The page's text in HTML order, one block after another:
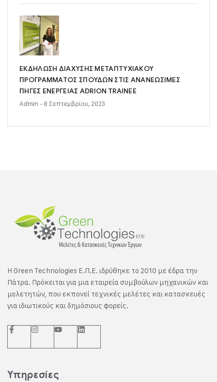
ΕΚΔΗΛΩΣΗ ΔΙΑΧΥΣΗΣ ΜΕΤΑΠΤΥΧΙΑΚΟΥ
ΠΡΟΓΡΑΜΜΑΤΟΣ ΣΠΟΥΔΩΝ ΣΤΙΣ ΑΝΑΝΕΩΣΙΜΕΣ
ΠΗΓΕΣ ΕΝΕΡΓΕΙΑΣ ADRION TRAINEE
Admin - 8 Σεπτεμβρίου, 2023
Η Green Technologies E.Π.Ε. ιδρύθηκε το 2010 με έδρα την
Πάτρα. Πρόκειται για μια εταιρεία συμβούλων μηχανικών και
μελετητών, που εκπονεί τεχνικές μελέτες και κατασκευές
για ιδιωτικούς και δημόσιους φορείς.
Υπηρεσίες